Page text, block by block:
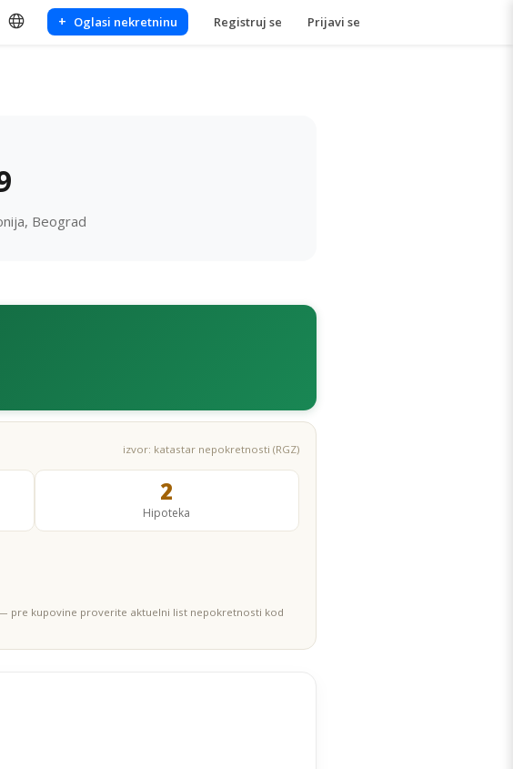
+ Oglasi nekretninu Registruj se Prijavi se
Beograd
izvor: katastar nepokretnosti (RGZ)
2
Hipoteka
pre kupovine proverite aktuelni list nepokretnosti kod